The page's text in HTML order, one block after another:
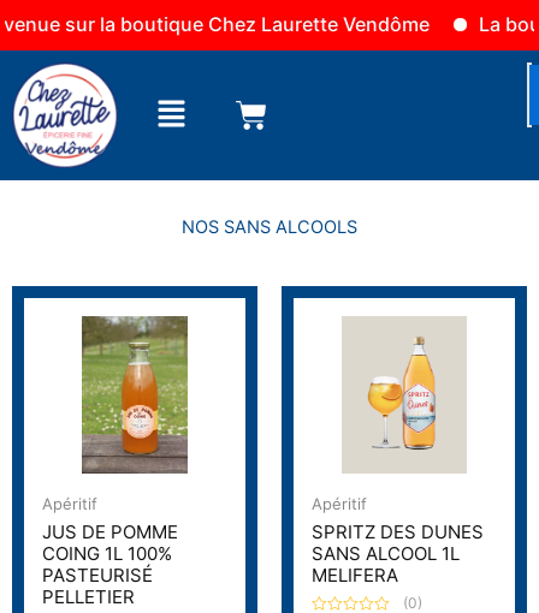
boutique Chez Laurette Vendôme La boutique est
contenu
Menu
NOS SANS ALCOOLS
Apéritif
JUS DE POMME
COING 1L 100%
PASTEURISÉ
PELLETIER
Apéritif
SPRITZ DES DUNES
SANS ALCOOL 1L
MELIFERA
(0)